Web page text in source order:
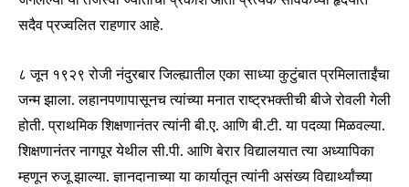
सदैव प्रज्वलित राहणार आहे.
८ जून १९२९ रोजी नंदुरबार जिल्ह्यातील एका साध्या कुटुंबात प्रमिलाताईंचा
जन्म झाला. लहानपणापासूनच त्यांच्या मनात राष्ट्रभक्तीची बीजे रोवली गेली
होती. प्राथमिक शिक्षणानंतर त्यांनी बी.ए. आणि बी.टी. या पदव्या मिळवल्या.
शिक्षणानंतर नागपूर येथील सी.पी. आणि बेरार विद्यालयात त्या अध्यापिका
म्हणून रुजू झाल्या. ज्ञानदानाच्या या कार्यातून त्यांनी असंख्य विद्यार्थ्यांच्या